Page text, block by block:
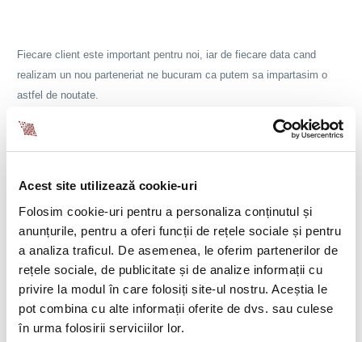
Acest site utilizează cookie-uri
Folosim cookie-uri pentru a personaliza conținutul și
anunțurile, pentru a oferi funcții de rețele sociale și pentru
a analiza traficul. De asemenea, le oferim partenerilor de
rețele sociale, de publicitate și de analize informații cu
privire la modul în care folosiți site-ul nostru. Aceștia le
pot combina cu alte informații oferite de dvs. sau culese
în urma folosirii serviciilor lor.
Fiecare client este important pentru noi, iar de fiecare data cand
realizam un nou parteneriat ne bucuram ca putem sa impartasim o
astfel de noutate.
La fel se intampla si acum, cand ne face o deosebita
placere sa anuntam preluarea de catre BIA HR,
transmitere Revisal pentru un nou partener de seama.
Este vorba despre Corul National de Camera Madrigal
– Marin Constantin, unul dintre cele mai apreciate
ansambluri corale ale muzicii romanesti si universale.
Suntem onorati de faptul ca avem ocazia sa oferim
serviciile noastre Corului National de Camera Madrigal
– Marin Constantin, cu atat mai mult cu cat, in
jumatate de veac de activitate artistica, ansamblul